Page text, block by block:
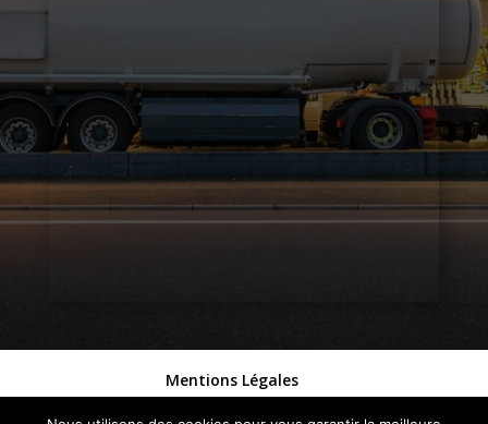
Mentions Légales